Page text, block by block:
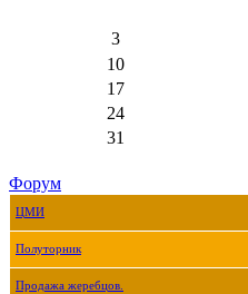
3
10
17
24
31
Форум
ЦМИ
Полуторник
Продажа жеребцов.